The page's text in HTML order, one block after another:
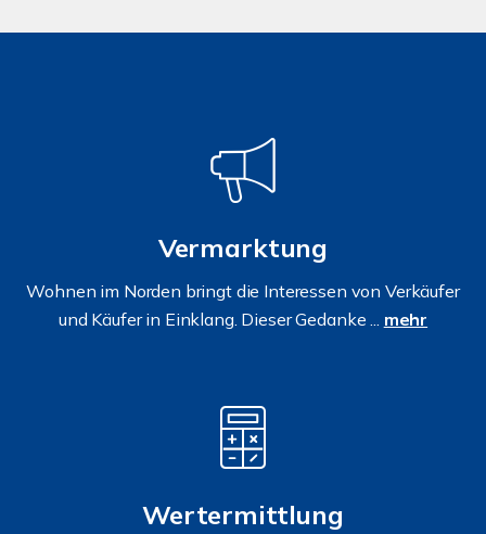
Vermarktung
Wohnen im Norden bringt die Interessen von Verkäufer
und Käufer in Einklang. Dieser Gedanke ... mehr
Wertermittlung